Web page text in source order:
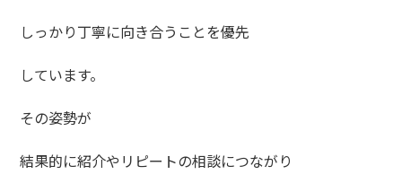
しっかり丁寧に向き合うことを優先
しています。
その姿勢が
結果的に紹介やリピートの相談につながり